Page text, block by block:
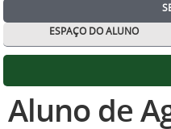
ESPAÇO DO ALUNO
Aluno de